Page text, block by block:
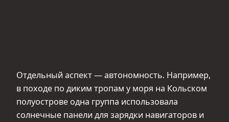
Отдельный аспект — автономность. Например,
в походе по диким тропам у моря на Кольском
полуострове одна группа использовала
солнечные панели для зарядки навигаторов и